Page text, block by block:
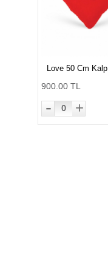
Love 50 Cm Kalp
900.00 TL
- 0 +